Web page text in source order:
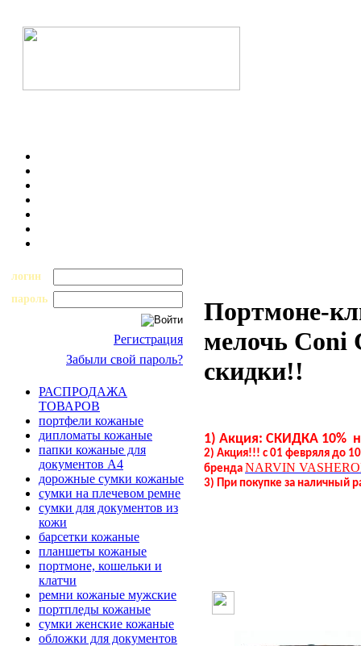
логин
пароль
Регистрация
Забыли свой пароль?
РАСПРОДАЖА
ТОВАРОВ
портфели кожаные
дипломаты кожаные
папки кожаные для
документов А4
дорожные сумки кожаные
сумки на плечевом ремне
сумки для документов из
кожи
барсетки кожаные
планшеты кожаные
портмоне, кошельки и
клатчи
ремни кожаные мужские
портпледы кожаные
сумки женские кожаные
обложки для документов
Портмоне-
мелочь Coni
скидки!!
1) Акция: СКИДКА 10%
2) Акция!!! с 01 февряля до
бренда NARVIN
3) При покупке за наличный